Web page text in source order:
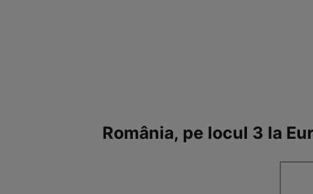
România, pe locul 3 la